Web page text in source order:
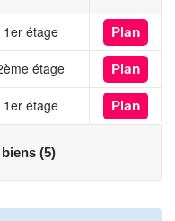
du BRS et bénéficiez
au marché ! Sous
– Résidence principale
ABBENANTE –
1er étage Plan
étage Plan
1er étage Plan
(5)